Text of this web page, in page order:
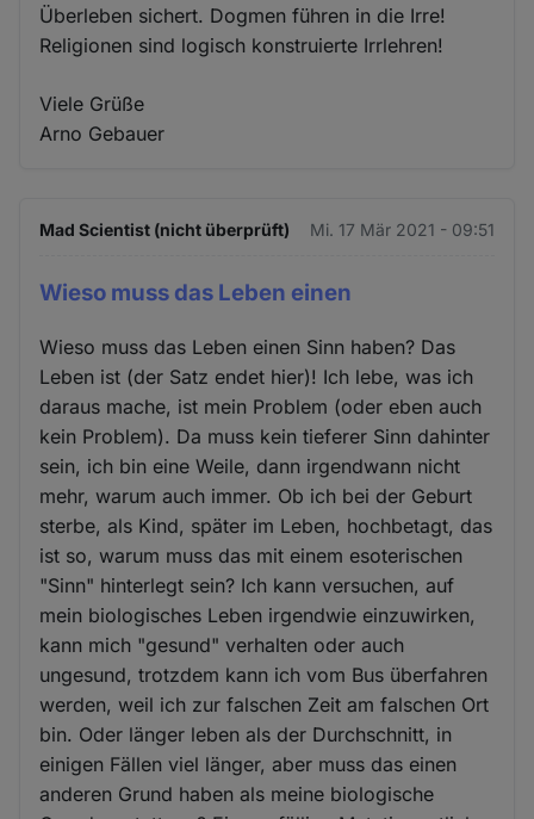
Überleben sichert. Dogmen führen in die Irre!
Religionen sind logisch konstruierte Irrlehren!
Viele Grüße
Arno Gebauer
Mad Scientist (nicht überprüft) Mi. 17 Mär 2021 - 09:51
Wieso muss das Leben einen
Wieso muss das Leben einen Sinn haben? Das
Leben ist (der Satz endet hier)! Ich lebe, was ich
daraus mache, ist mein Problem (oder eben auch
kein Problem). Da muss kein tieferer Sinn dahinter
sein, ich bin eine Weile, dann irgendwann nicht
mehr, warum auch immer. Ob ich bei der Geburt
sterbe, als Kind, später im Leben, hochbetagt, das
ist so, warum muss das mit einem esoterischen
"Sinn" hinterlegt sein? Ich kann versuchen, auf
mein biologisches Leben irgendwie einzuwirken,
kann mich "gesund" verhalten oder auch
ungesund, trotzdem kann ich vom Bus überfahren
werden, weil ich zur falschen Zeit am falschen Ort
bin. Oder länger leben als der Durchschnitt, in
einigen Fällen viel länger, aber muss das einen
anderen Grund haben als meine biologische